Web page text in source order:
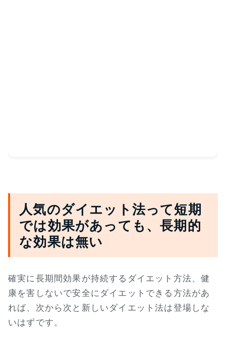
人気のダイエット法って短期
では効果があっても、長期的
な効果は無い
確実に長期間効果が持続するダイエット方法、健
康を害しないで安全にダイエットできる方法があ
れば、次から次と新しいダイエット法は登場しな
いはずです。